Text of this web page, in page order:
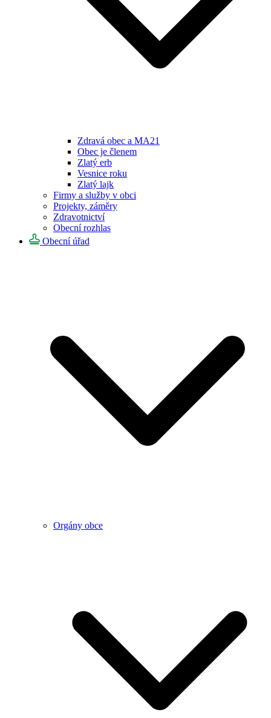
Zdravá obec a MA21
Obec je členem
Zlatý erb
Vesnice roku
Zlatý lajk
Firmy a služby v obci
Projekty, záměry
Zdravotnictví
Obecní rozhlas
Obecní úřad
Orgány obce